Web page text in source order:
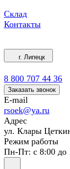
Склад
Контакты
г. Липецк
8 800 707 44 36
Заказать звонок
E-mail
rsoek@ya.ru
Адрес
ул. Клары
Режим работы
Пн-Пт: с 8:00 до